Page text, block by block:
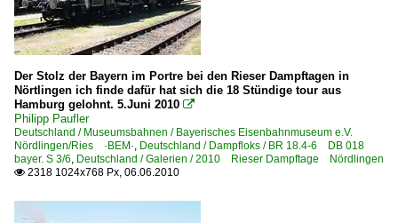
6 109 BR 109 DR 211 DR E 11
6 110 BR 110.3 E 10 'Bügelfalte'
6 112 BR 112.1 DR 212
6 113 BR 113 DB 112 · DB 114 E 10.12
6 115 BR 115 DB Fernverkehr
6 139 BR 139 E 40.11
Der Stolz der Bayern im Portre bei den Rieser Dampftagen in
Nörtlingen ich finde dafür hat sich die 18 Stündige tour aus
Hamburg gelohnt. 5.Juni 2010 
Philipp Paufler
Deutschland / Museumsbahnen / Bayerisches Eisenbahnmuseum e.V.
Nördlingen/Ries ·BEM·, Deutschland / Dampfloks / BR 18.4-6 DB 018
bayer. S 3/6, Deutschland / Galerien / 2010 Rieser Dampftage Nördlingen
 2318 1024x768 Px, 06.06.2010